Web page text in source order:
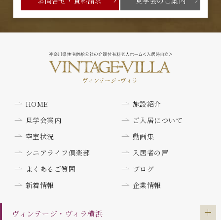
HOME
施設紹介
見学会案内
ご入居について
空室状況
動画集
シニアライフ倶楽部
入居者の声
よくあるご質問
ブログ
新着情報
企業情報
ヴィンテージ・ヴィラ横浜